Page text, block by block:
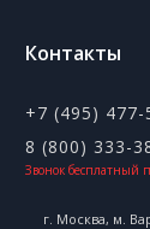
Контакты
+7 (495) 477-
8 (800) 333-
Звонок бесплатный
г. Москва, м.